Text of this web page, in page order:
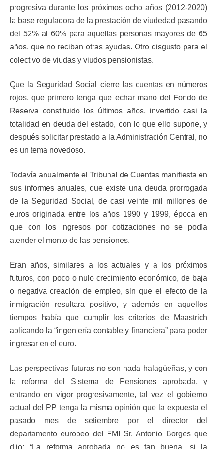
progresiva durante los próximos ocho años (2012-2020)
la base reguladora de la prestación de viudedad pasando
del 52% al 60% para aquellas personas mayores de 65
años, que no reciban otras ayudas. Otro disgusto para el
colectivo de viudas y viudos pensionistas.
Que la Seguridad Social cierre las cuentas en números
rojos, que primero tenga que echar mano del Fondo de
Reserva constituido los últimos años, invertido casi la
totalidad en deuda del estado, con lo que ello supone, y
después solicitar prestado a la Administración Central, no
es un tema novedoso.
Todavía anualmente el Tribunal de Cuentas manifiesta en
sus informes anuales, que existe una deuda prorrogada
de la Seguridad Social, de casi veinte mil millones de
euros originada entre los años 1990 y 1999, época en
que con los ingresos por cotizaciones no se podía
atender el monto de las pensiones.
Eran años, similares a los actuales y a los próximos
futuros, con poco o nulo crecimiento económico, de baja
o negativa creación de empleo, sin que el efecto de la
inmigración resultara positivo, y además en aquellos
tiempos había que cumplir los criterios de Maastrich
aplicando la “ingeniería contable y financiera” para poder
ingresar en el euro.
Las perspectivas futuras no son nada halagüeñas, y con
la reforma del Sistema de Pensiones aprobada, y
entrando en vigor progresivamente, tal vez el gobierno
actual del PP tenga la misma opinión que la expuesta el
pasado mes de setiembre por el director del
departamento europeo del FMI Sr. Antonio Borges que
dijo: “La reforma aprobada no es tan buena, si la